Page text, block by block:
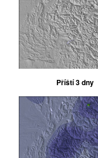
Příští 3 dny